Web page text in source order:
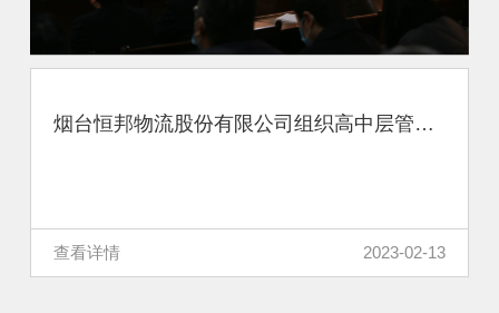
烟台恒邦物流股份有限公司组织高中层管理人员暨业务骨干专题培训
查看详情 2023-02-13